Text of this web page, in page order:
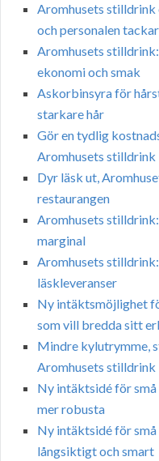
Aromhusets
och personalen tackar
Aromhusets
ekonomi och smak
Askorbinsyra för
starkare hår
Gör en tydlig
Aromhusets stilldrink
Dyr läsk ut,
restaurangen
Aromhusets
marginal
Aromhusets
läskleveranser
Ny intäktsmöjlighet
som vill bredda sitt
Mindre kylutrymme,
Aromhusets stilldrink
Ny intäktsidé för
mer robusta
Ny intäktsidé för
långsiktigt och smart